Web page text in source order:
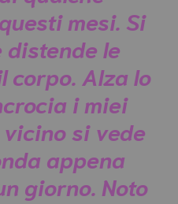
mesi. Si
le
corpo. Alza lo
i miei
si vede
appena
giorno. Noto